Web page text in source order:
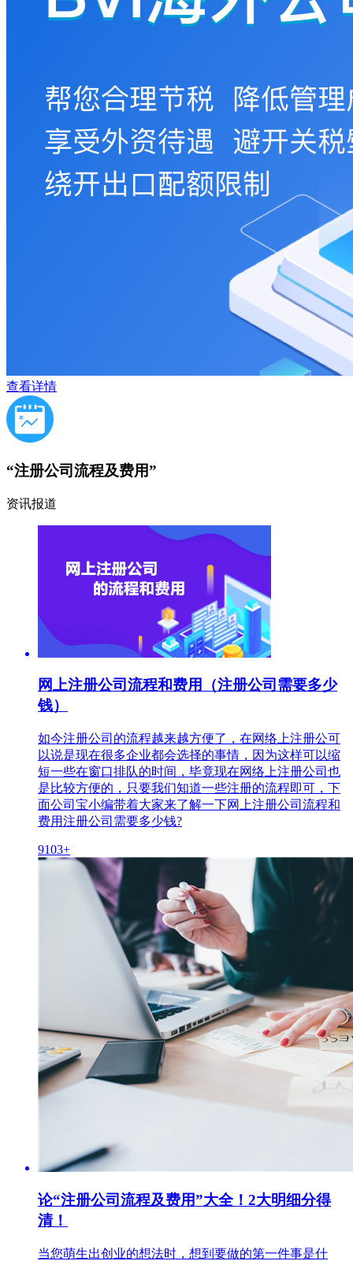
查看详情
“注册公司流程及费用”
资讯报道
网上注册公司流程和费用（注册公司需要多少
钱）
如今注册公司的流程越来越方便了，在网络上注册公可
以说是现在很多企业都会选择的事情，因为这样可以缩
短一些在窗口排队的时间，毕竟现在网络上注册公司也
是比较方便的，只要我们知道一些注册的流程即可，下
面公司宝小编带着大家来了解一下网上注册公司流程和
费用注册公司需要多少钱?
9103+
论“注册公司流程及费用”大全！2大明细分得
清！
当您萌生出创业的想法时，想到要做的第一件事是什